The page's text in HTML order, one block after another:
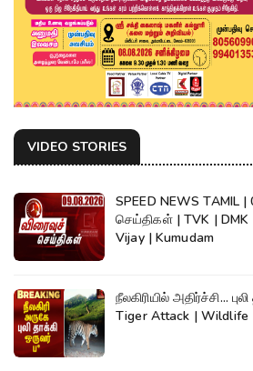
VIDEO STORIES
SPEED NEWS TAMIL |
செய்திகள் | TVK | DMK
Vijay | Kumudam
நீலகிரியில் அதிர்ச்சி...
Tiger Attack | Wildlife